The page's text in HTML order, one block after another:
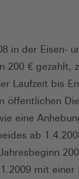
in der Eisen-
200 € gezahlt,
Laufzeit bis
öffentlichen
eine
ab
mit einer